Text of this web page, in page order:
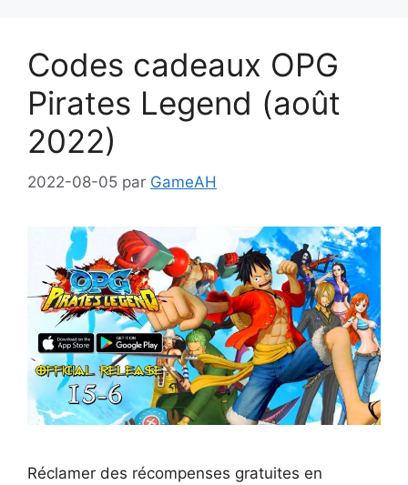
Codes cadeaux OPG
Pirates Legend (août
2022)
2022-08-05 par GameAH
Réclamer des récompenses gratuites en